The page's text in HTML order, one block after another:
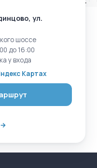
ул.
шоссе
до 16:00
у входа
Картах
→